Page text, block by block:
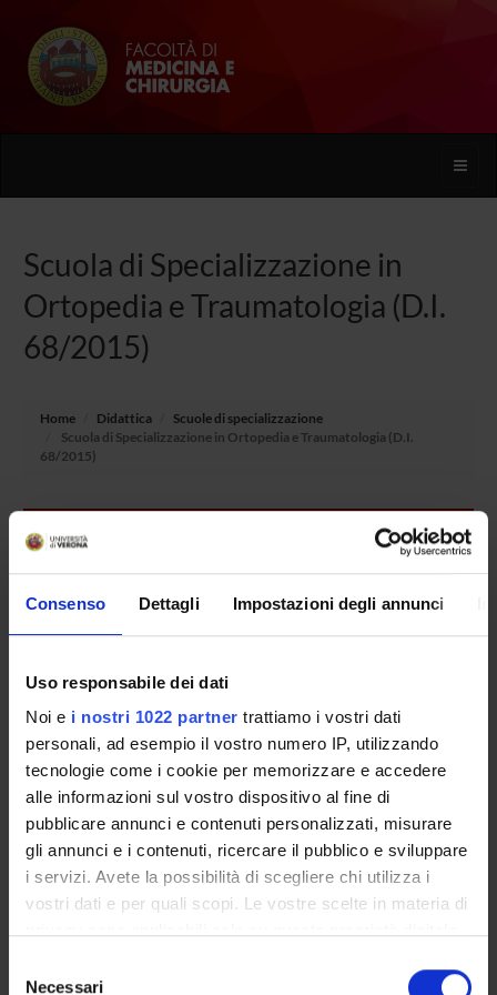
Consenso Dettagli Impostazioni degli annunci
Uso responsabile dei dati
Noi e i nostri 1022 partner trattiamo i vostri dati
personali, ad esempio il vostro numero IP, utilizzando
tecnologie come i cookie per memorizzare e accedere
alle informazioni sul vostro dispositivo al fine di
pubblicare annunci e contenuti personalizzati, misurare
gli annunci e i contenuti, ricercare il pubblico e sviluppare
i servizi. Avete la possibilità di scegliere chi utilizza i
vostri dati e per quali scopi. Le vostre scelte in materia di
modificare o revocare il proprio consenso in qualsiasi
delNecessari
Toggle
Scuola di Specializzazione in
Ortopedia e Traumatologia (D.I.
68/2015)
Home Didattica
Scuole di specializzazione
Scuola di Specializzazione in Ortopedia e Traumatologia (D.I.
68/2015)
Presentazione
Piani didattici
Insegnamenti
Organi collegiali e di governo
Rete formativa
Servizio Studenti Internazionali
OFFERTA FORMATIVA
SEMESTRE FILTRO
CORSI DI LAUREA